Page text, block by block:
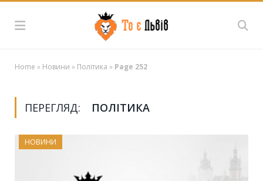
Home » Новини » Політика » Page 252
ПЕРЕГЛЯД: ПОЛІТИКА
НОВИНИ